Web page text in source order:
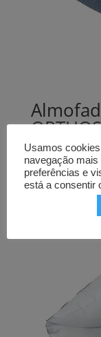
91,00€
Comprar
Usamos
navegação
preferências e
está a consentir